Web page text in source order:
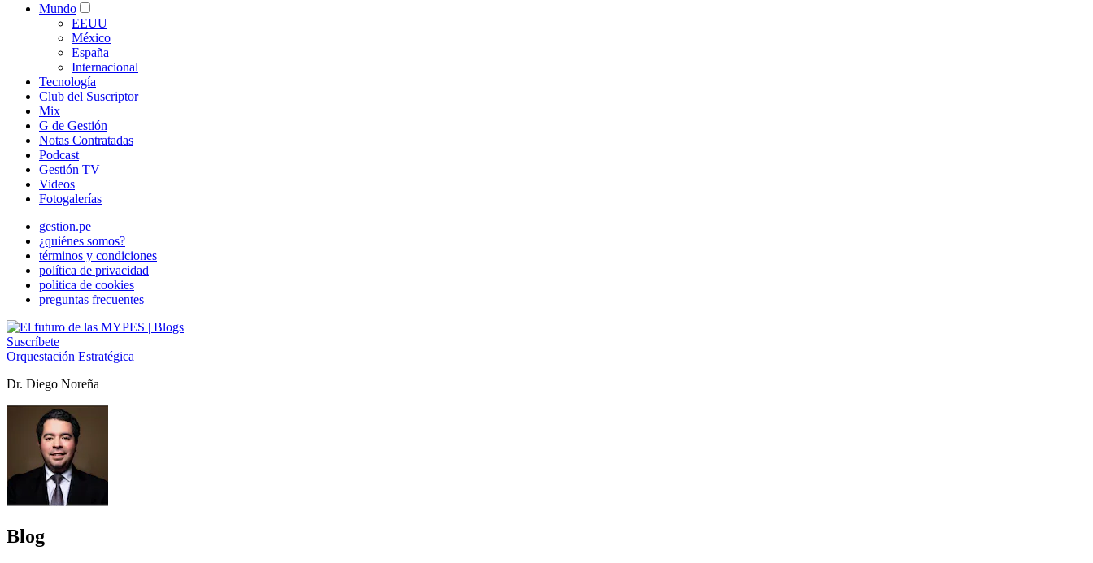
Mundo
EEUU
México
España
Internacional
Tecnología
Club del Suscriptor
Mix
G de Gestión
Notas Contratadas
Podcast
Gestión TV
Videos
Fotogalerías
gestion.pe
¿quiénes somos?
términos y condiciones
política de privacidad
politica de cookies
preguntas frecuentes
Suscríbete
Orquestación Estratégica
Dr. Diego Noreña
Blog